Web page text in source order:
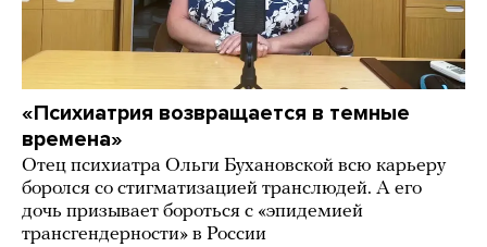
«Психиатрия возвращается в темные
времена»
Отец психиатра Ольги Бухановской всю карьеру
боролся со стигматизацией транслюдей. А его
дочь призывает бороться с «эпидемией
трансгендерности» в России